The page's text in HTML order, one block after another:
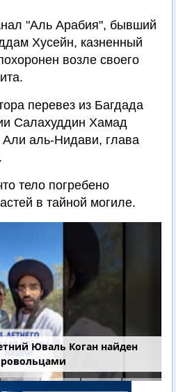
"Аль Арабия", бывший
Хусейн, казненный
возле своего
перевез из Багдада
Салахуддин Хамад
аль-Нидави, глава
тело погребено
в тайной могиле.
Юваль Коган найден